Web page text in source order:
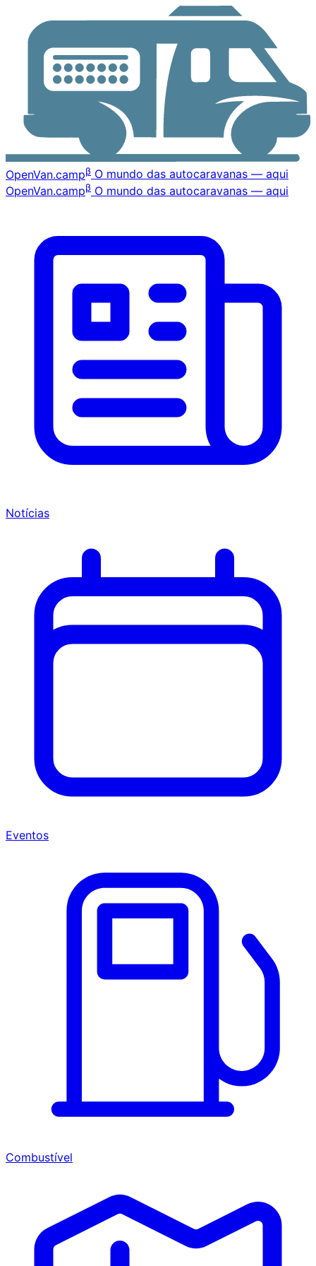
OpenVan.campβ O mundo das autocaravanas — aqui
OpenVan.campβ O mundo das autocaravanas — aqui
Notícias
Eventos
Combustível